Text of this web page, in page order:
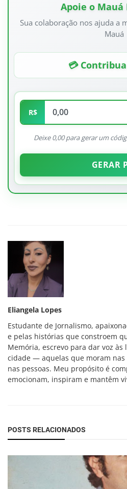
Apoie o
Sua colaboração nos ajuda a
Mauá
💳
R$
Deixe 0,00 para gerar um
GERAR
Eliangela Lopes
Estudante de Jornalismo,
e pelas histórias que constroem
Memória, escrevo para dar voz às
cidade — aquelas que moram nas
nas pessoas. Meu propósito é
emocionam, inspiram e mantêm
POSTS RELACIONADOS